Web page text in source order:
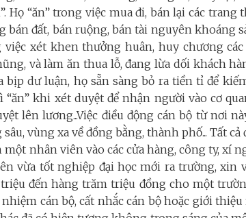
Họ “ăn” trong việc mua đi, bán lại các
bán đất, bán ruộng, bán tài nguyên khoáng
việc xét khen thưởng huân, huy chương
và làm ăn thua lỗ, đang lừa dối khách
bịp dư luận, họ sẵn sàng bỏ ra tiền tỉ để
khi xét duyệt để nhận người vào cơ
lên lương...Việc điều động cán bộ từ nơi
vùng xa về đồng bằng, thành phố... Tất cả
nhân viên vào các cửa hàng, công ty, xí
vừa tốt nghiệp đại học mới ra trường, xin
đến hàng trăm triệu đồng cho một
nhiệm cán bộ, cất nhắc cán bộ hoặc giới